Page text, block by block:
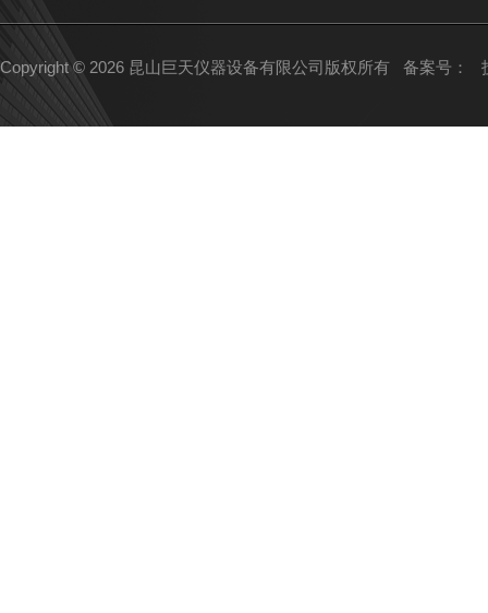
Copyright © 2026 昆山巨天仪器设备有限公司版权所有 备案号：